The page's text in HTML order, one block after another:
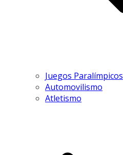
Juegos Paralímpicos
Automovilismo
Atletismo